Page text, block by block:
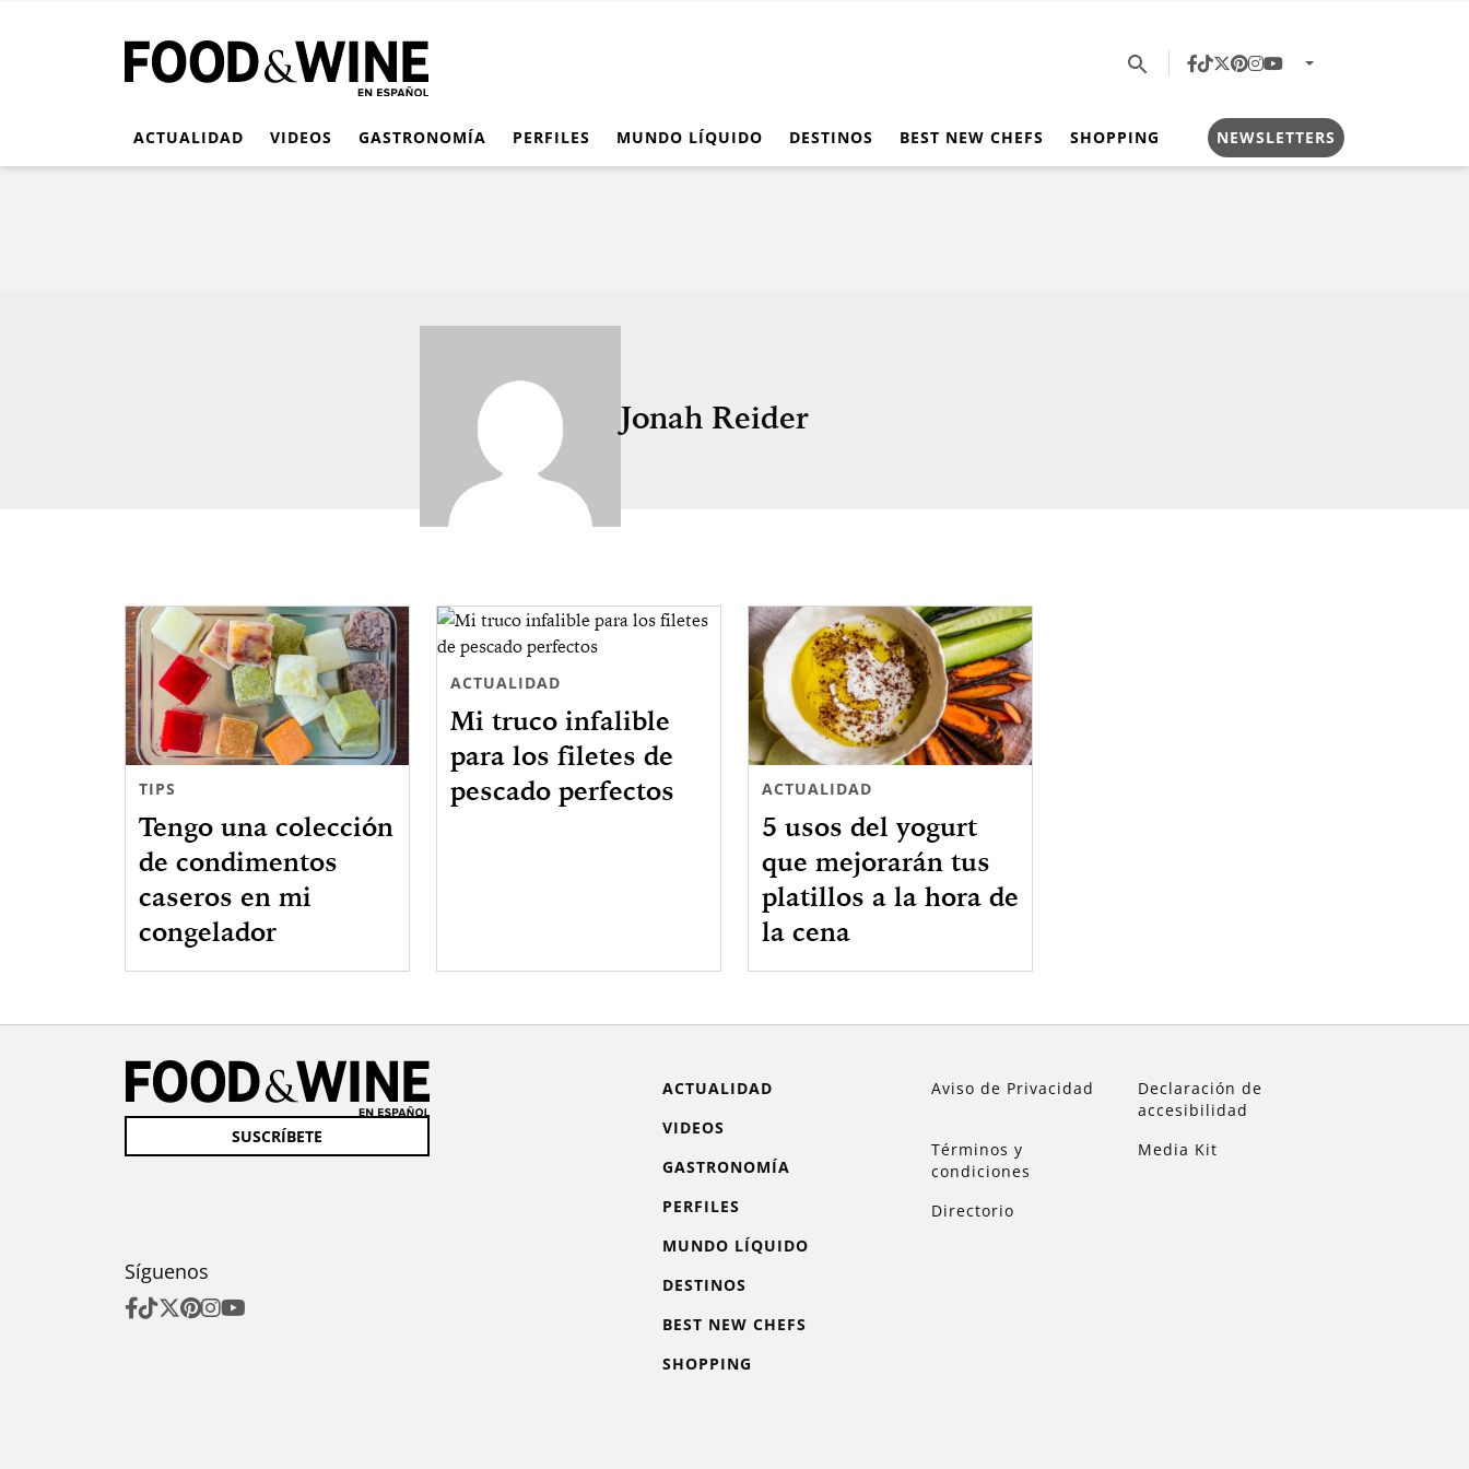
ACTUALIDAD VIDEOS GASTRONOMÍA PERFILES MUNDO LÍQUIDO DESTINOS BEST NEW CHEFS SHOPPING NEWSLETTERS
Jonah Reider
TIPS
Tengo una colección
de condimentos
caseros en mi
congelador
ACTUALIDAD
Mi truco infalible
para los filetes de
pescado perfectos
ACTUALIDAD
5 usos del yogurt
que mejorarán tus
platillos a la hora de
la cena
SUSCRÍBETE
Síguenos
ACTUALIDAD
VIDEOS
GASTRONOMÍA
PERFILES
MUNDO LÍQUIDO
DESTINOS
BEST NEW CHEFS
SHOPPING
Aviso de Privacidad
Declaración de
accesibilidad
Términos y
condiciones
Media Kit
Directorio